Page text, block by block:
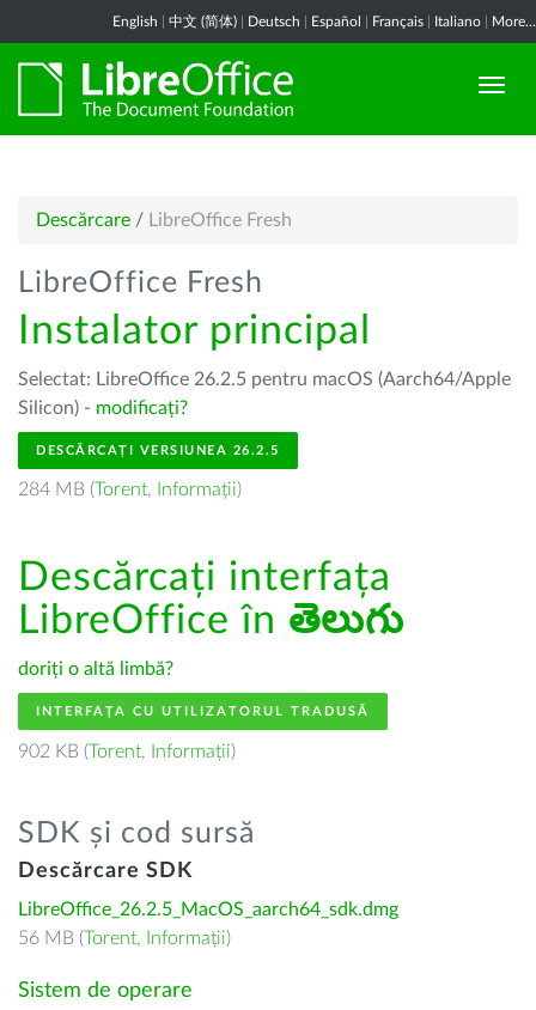
English 中文 (简体) Deutsch Español Français Italiano More...
Descărcare / LibreOffice Fresh
LibreOffice Fresh
Instalator principal
Selectat: LibreOffice 26.2.5 pentru macOS (Aarch64/Apple
Silicon) - modificați?
DESCĂRCAȚI VERSIUNEA 26.2.5
284 MB (Torent, Informații)
Descărcați interfața
LibreOffice în తెలుగు
doriți o altă limbă?
INTERFAȚA CU UTILIZATORUL TRADUSĂ
902 KB (Torent, Informații)
SDK și cod sursă
Descărcare SDK
LibreOffice_26.2.5_MacOS_aarch64_sdk.dmg
56 MB (Torent, Informații)
Sistem de operare